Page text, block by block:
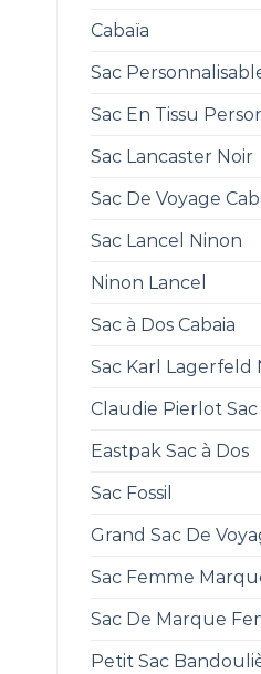
Cabaïa
Sac
Sac En Tissu
Sac Lancaster Noir
Sac De Voyage
Sac Lancel Ninon
Ninon Lancel
Sac à Dos Cabaia
Sac Karl Lagerfeld
Claudie Pierlot Sac
Eastpak Sac à Dos
Sac Fossil
Grand Sac De
Sac Femme
Sac De Marque
Petit Sac